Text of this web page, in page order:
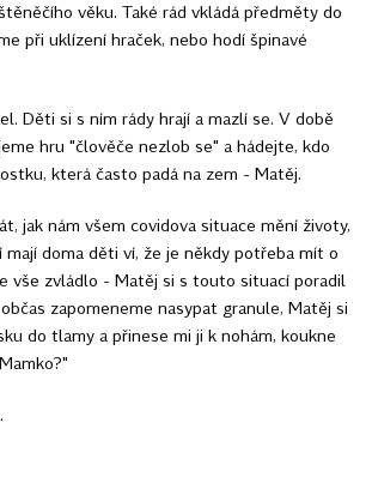
věku. Také rád vkládá předměty do
při uklízení hraček, nebo hodí špinavé
Děti si s ním rády hrají a mazlí se. V době
hru "člověče nezlob se" a hádejte, kdo
která často padá na zem - Matěj.
jak nám všem covidova situace mění životy,
doma děti ví, že je někdy potřeba mít o
vše zvládlo - Matěj si s touto situací poradil
zapomeneme nasypat granule, Matěj si
do tlamy a přinese mi ji k nohám, koukne